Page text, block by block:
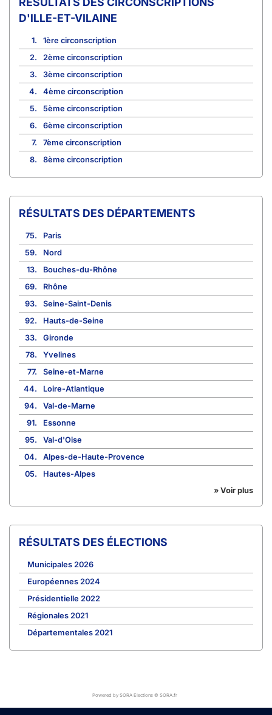
D'ILLE-ET-VILAINE
1.
1ère circonscription
2.
2ème circonscription
3.
3ème circonscription
4.
4ème circonscription
5.
5ème circonscription
6.
6ème circonscription
7.
7ème circonscription
8.
8ème circonscription
RÉSULTATS DES DÉPARTEMENTS
75.
Paris
59.
Nord
13.
Bouches-du-Rhône
69.
Rhône
93.
Seine-Saint-Denis
92.
Hauts-de-Seine
33.
Gironde
78.
Yvelines
77.
Seine-et-Marne
44.
Loire-Atlantique
94.
Val-de-Marne
91.
Essonne
95.
Val-d'Oise
04.
Alpes-de-Haute-Provence
05.
Hautes-Alpes
» Voir plus
RÉSULTATS DES ÉLECTIONS
Municipales 2026
Européennes 2024
Présidentielle 2022
Régionales 2021
Départementales 2021
Powered by SORA Elections © SORA.fr